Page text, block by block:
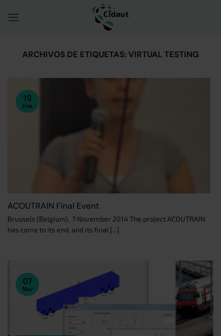
ARCHIVOS DE ETIQUETAS:VIRTUAL TESTING
ACOUTRAIN Final Event
Brussels (Belgium), 7 November 2014 The project ACOUTRAIN
has come to its end, and its final [...]
19
Ene
07
Nov